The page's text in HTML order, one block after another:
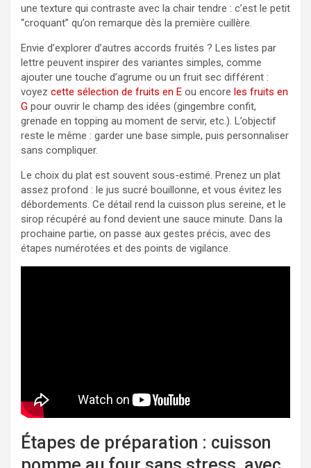
une texture qui contraste avec la chair tendre : c’est le petit
“croquant” qu’on remarque dès la première cuillère.
Envie d’explorer d’autres accords fruités ? Les listes par
lettre peuvent inspirer des variantes simples, comme
ajouter une touche d’agrume ou un fruit sec différent :
voyez cette sélection de fruits en E ou encore les fruits en
G pour ouvrir le champ des idées (gingembre confit,
grenade en topping au moment de servir, etc.). L’objectif
reste le même : garder une base simple, puis personnaliser
sans compliquer.
Le choix du plat est souvent sous-estimé. Prenez un plat
assez profond : le jus sucré bouillonne, et vous évitez les
débordements. Ce détail rend la cuisson plus sereine, et le
sirop récupéré au fond devient une sauce minute. Dans la
prochaine partie, on passe aux gestes précis, avec des
étapes numérotées et des points de vigilance.
Étapes de préparation : cuisson